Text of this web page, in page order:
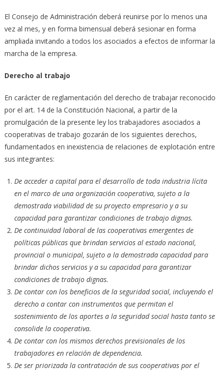
El Consejo de Administración deberá reunirse por lo menos una
vez al mes, y en forma bimensual deberá sesionar en forma
ampliada invitando a todos los asociados a efectos de informar la
marcha de la empresa.
Derecho al trabajo
En carácter de reglamentación del derecho de trabajar reconocido
por el art. 14 de la Constitución Nacional, a partir de la
promulgación de la presente ley los trabajadores asociados a
cooperativas de trabajo gozarán de los siguientes derechos,
fundamentados en inexistencia de relaciones de explotación entre
sus integrantes:
De acceder a capital para el desarrollo de toda industria lícita
en el marco de una organización cooperativa, sujeto a la
demostrada viabilidad de su proyecto empresario y a su
capacidad para garantizar condiciones de trabajo dignas.
De continuidad laboral de las cooperativas emergentes de
políticas públicas que brindan servicios al estado nacional,
provincial o municipal, sujeto a la demostrada capacidad para
brindar dichos servicios y a su capacidad para garantizar
condiciones de trabajo dignas.
De contar con los beneficios de la seguridad social, incluyendo el
derecho a contar con instrumentos que permitan el
sostenimiento de los aportes a la seguridad social hasta tanto se
consolide la cooperativa.
De contar con los mismos derechos previsionales de los
trabajadores en relación de dependencia.
De ser priorizada la contratación de sus cooperativas por el